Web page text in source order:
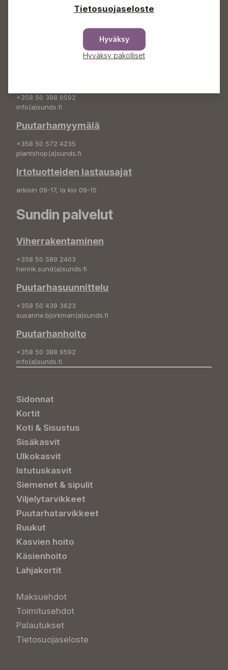
+358 50 388 9592
info(a)sunds.fi
Puutarhamyymälä
+358 50 572 4235
plantshop(a)sunds.fi
Irtotuotteiden lastausajat
arkisin 09-17, la klo 09-15
Sundin palvelut
Viherrakentaminen
+358 50 589 2403
henrik.sund(a)sunds.fi
Puutarhasuunnittelu
+358 50 439 3623
susanne.bjorkman(a)sunds.fi
Puutarhanhoito
+358 50 388 9592
info(a)sunds.fi
Sidonnat
Kortit
Koti & Sisustus
Sisäkasvit
Ulkokasvit
Istutuskasvit
Siemenet & sipulit
Viljelytarvikkeet
Puutarhatarvikkeet
Ruukut
Kasvien hoito
Käsienhoito
Lahjakortit
Maksuehdot
Toimitusehdot
Palautukset
Tietosuojaseloste
Tietosuojaseloste
Hyväksy
Hyväksy pakolliset